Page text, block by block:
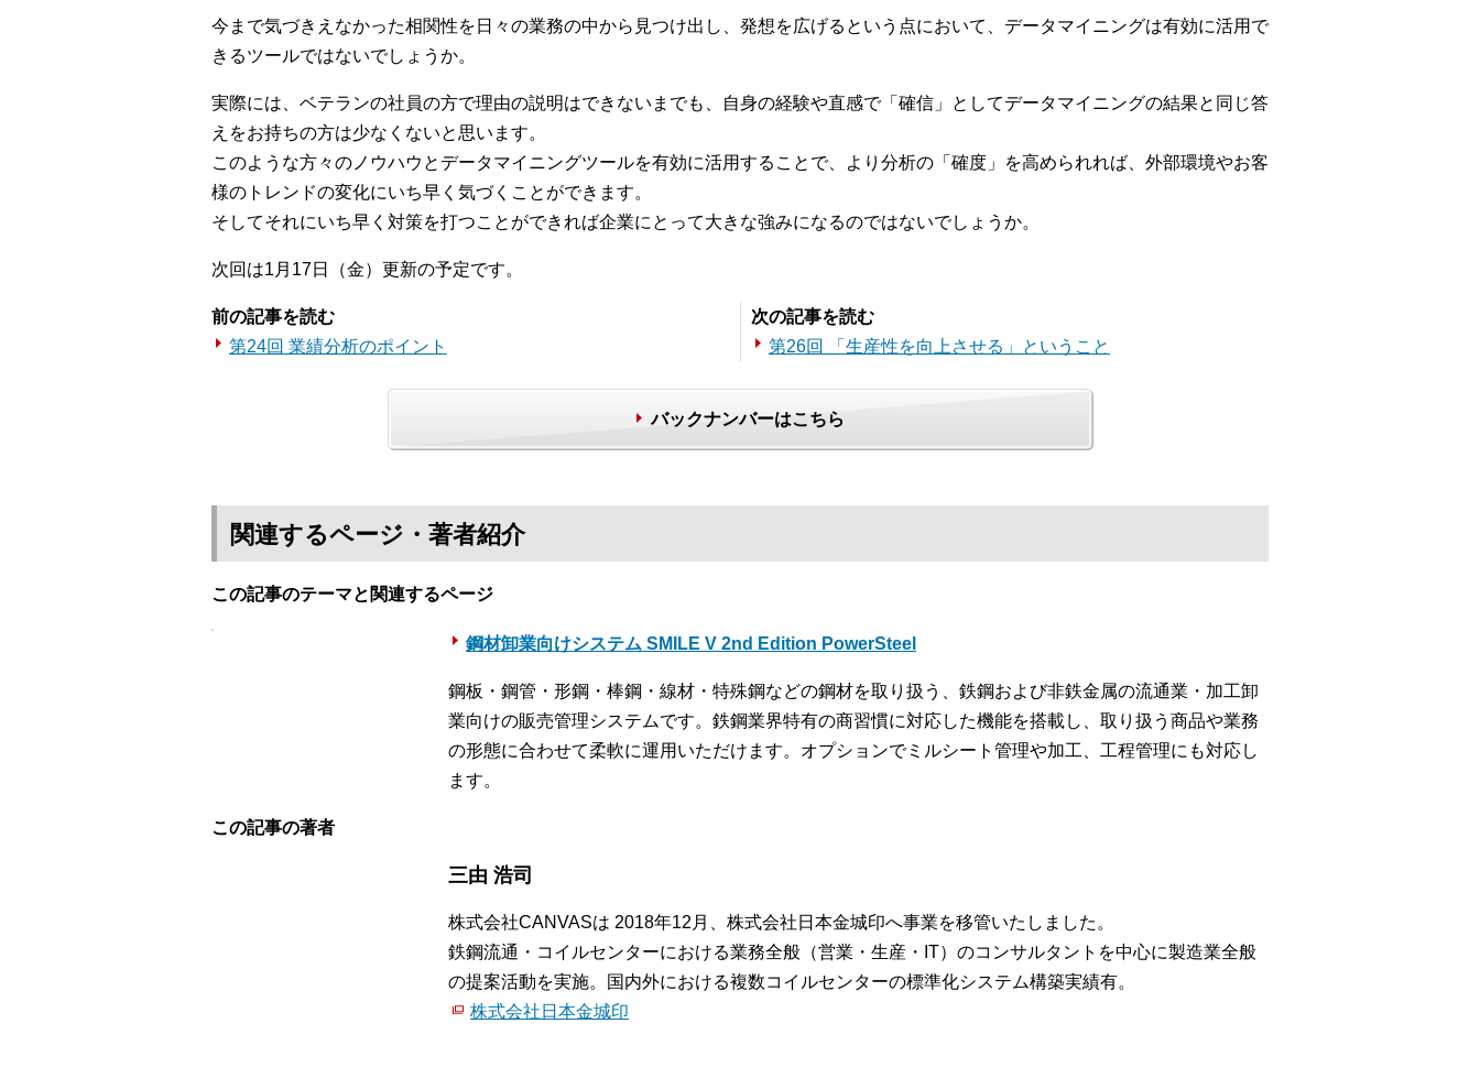
今まで気づきえなかった相関性を日々の業務の中から見つけ出し、発想を広げるという点において、データマイニングは有効に活用で
きるツールではないでしょうか。
実際には、ベテランの社員の方で理由の説明はできないまでも、自身の経験や直感で「確信」としてデータマイニングの結果と同じ答
えをお持ちの方は少なくないと思います。
このような方々のノウハウとデータマイニングツールを有効に活用することで、より分析の「確度」を高められれば、外部環境やお客
様のトレンドの変化にいち早く気づくことができます。
そしてそれにいち早く対策を打つことができれば企業にとって大きな強みになるのではないでしょうか。
次回は1月17日（金）更新の予定です。
前の記事を読む
第24回 業績分析のポイント
次の記事を読む
第26回 「生産性を向上させる」ということ
バックナンバーはこちら
関連するページ・著者紹介
この記事のテーマと関連するページ
鋼材卸業向けシステム SMILE V 2nd Edition PowerSteel
鋼板・鋼管・形鋼・棒鋼・線材・特殊鋼などの鋼材を取り扱う、鉄鋼および非鉄金属の流通業・加工卸
業向けの販売管理システムです。鉄鋼業界特有の商習慣に対応した機能を搭載し、取り扱う商品や業務
の形態に合わせて柔軟に運用いただけます。オプションでミルシート管理や加工、工程管理にも対応し
ます。
この記事の著者
三由 浩司
株式会社CANVASは 2018年12月、株式会社日本金城印へ事業を移管いたしました。
鉄鋼流通・コイルセンターにおける業務全般（営業・生産・IT）のコンサルタントを中心に製造業全般
の提案活動を実施。国内外における複数コイルセンターの標準化システム構築実績有。
株式会社日本金城印